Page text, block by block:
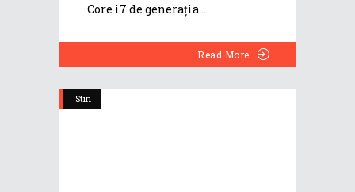
Core i7 de generația
Read More
Stiri